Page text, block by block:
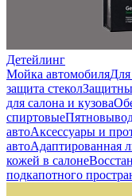
Детейлинг
Мойка автомобиляДля
защита стекол
для салона и кузова
спиртовые
автоАксессуары и
автоАдаптированная
кожей в салоне
подкапотного